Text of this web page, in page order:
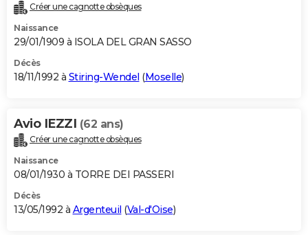
Créer une cagnotte obsèques
Naissance
29/01/1909 à ISOLA DEL GRAN SASSO
Décès
18/11/1992 à Stiring-Wendel (Moselle)
Avio IEZZI (62 ans)
Créer une cagnotte obsèques
Naissance
08/01/1930 à TORRE DEI PASSERI
Décès
13/05/1992 à Argenteuil (Val-d'Oise)